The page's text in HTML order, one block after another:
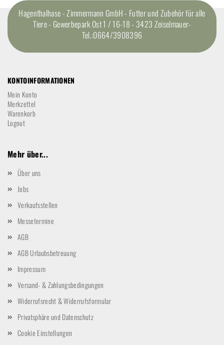
Hagenthalhase - Zimmermann GmbH - Futter und Zubehör für alle
Tiere - Gewerbepark Ost 1 / 16-18 - 3423 Zeiselmauer-
Tel.:0664/3908396
KONTOINFORMATIONEN
Mein Konto
Merkzettel
Warenkorb
Logout
Mehr über...
Über uns
Jobs
Verkaufsstellen
Messetermine
AGB
AGB Urlaubsbetreuung
Impressum
Versand- & Zahlungsbedingungen
Widerrufsrecht & Widerrufsformular
Privatsphäre und Datenschutz
Cookie Einstellungen